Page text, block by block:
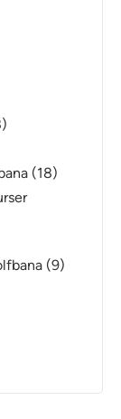
(18)
(9)